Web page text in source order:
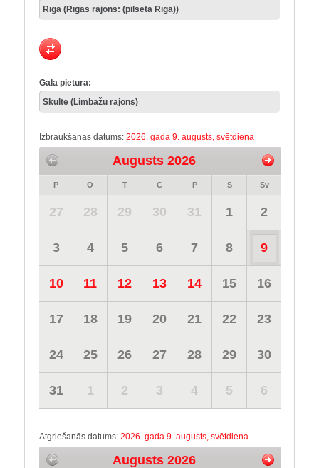
Gala pietura:
Izbraukšanas datums: 2026. gada 9. augusts, svētdiena
Augusts 2026
P O T C P S Sv
27 28 29 30 31 1 2
3 4 5 6 7 8 9
10 11 12 13 14 15 16
17 18 19 20 21 22 23
24 25 26 27 28 29 30
31 1 2 3 4 5 6
Atgriešanās datums: 2026. gada 9. augusts, svētdiena
Augusts 2026